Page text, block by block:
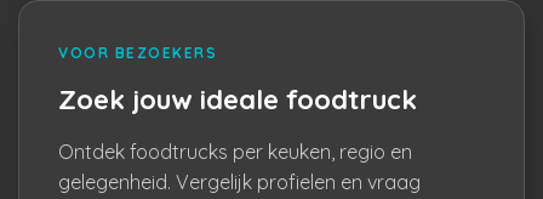
VOOR BEZOEKERS
Zoek jouw ideale foodtruck
Ontdek foodtrucks per keuken, regio en
gelegenheid. Vergelijk profielen en vraag